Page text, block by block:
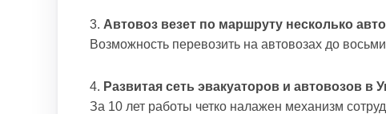
Автовоз везет по маршруту несколько
Возможность перевозить на автовозах до
Развитая сеть эвакуаторов и автовозов в
За 10 лет работы четко налажен механизм